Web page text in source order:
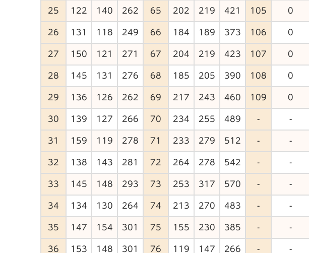
25 122 140 262 65 202 219 421 105 0
26 131 118 249 66 184 189 373 106 0
27 150 121 271 67 204 219 423 107 0
28 145 131 276 68 185 205 390 108 0
29 136 126 262 69 217 243 460 109 0
30 139 127 266 70 234 255 489 - -
31 159 119 278 71 233 279 512 - -
32 138 143 281 72 264 278 542 - -
33 145 148 293 73 253 317 570 - -
34 134 130 264 74 213 270 483 - -
35 147 154 301 75 155 230 385 - -
36 153 148 301 76 119 147 266 - -